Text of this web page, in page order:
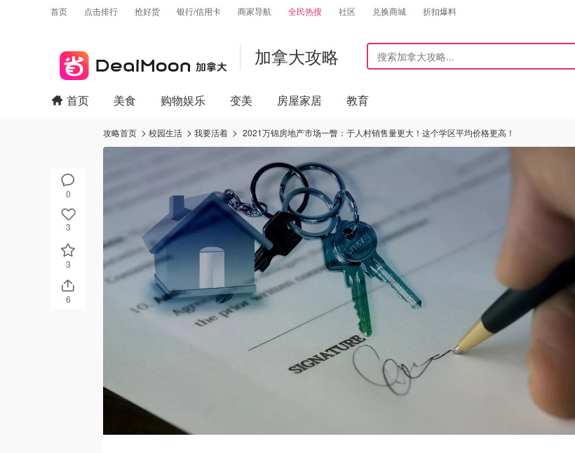
首页 点击排行 抢好货 银行/信用卡 商家导航 全民热搜 社区 兑换商城 折扣爆料
加拿大攻略
0
3
3
6
首页 美食 购物娱乐 变美 房屋家居 教育
攻略首页 校园生活 我要活着 2021万锦房地产市场一瞥：于人村销售量更大！这个学区平均价格更高！